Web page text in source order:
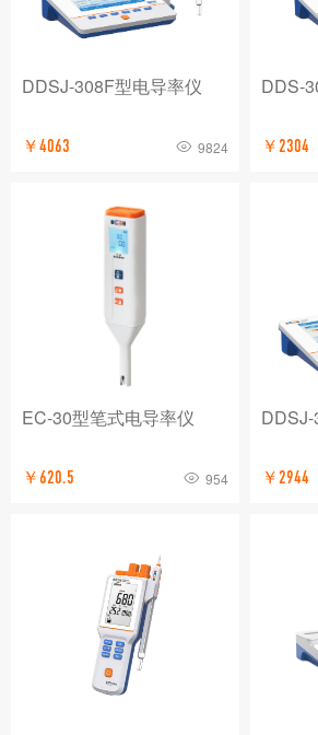
DDSJ-308F型电导率仪
￥4063 9824
DDS-
￥2304
EC-30型笔式电导率仪
￥620.5 954 ￥2944